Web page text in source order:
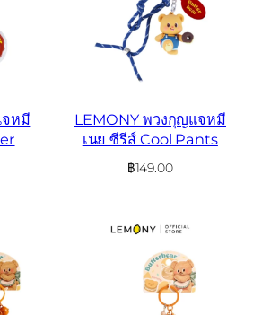
หมี
LEMONY พวงกุญแจหมี
เนย ซีรีส์ Cool Pants
฿149.00